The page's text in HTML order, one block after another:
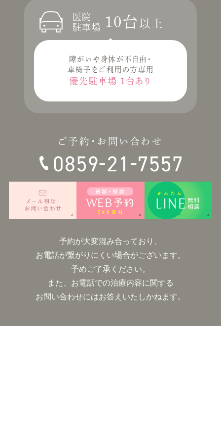
医院
駐車場
10台 以上
障がいや身体が不自由・
車椅子をご利用の方専用
優先駐車場 1台あり
ご予約・お問い合わせ
予約が大変混み合っており、
お電話が繋がりにくい場合がございます。
予めご了承ください。
また、お電話での治療内容に関する
お問い合わせにはお答えいたしかねます。